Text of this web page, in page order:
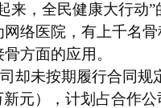
来，全民健康大行动
络医院，有上千名
方面的应用。
却未按期履行合同规
元），计划占合作